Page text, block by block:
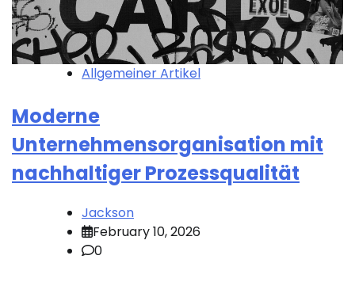
Allgemeiner Artikel
Moderne
Unternehmensorganisation mit
nachhaltiger Prozessqualität
Jackson
February 10, 2026
0